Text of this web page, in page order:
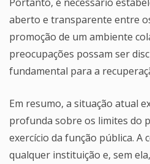
aberto e transparente entre
promoção de um ambiente
preocupações possam ser
fundamental para a
Em resumo, a situação atual
profunda sobre os limites do
exercício da função pública. A
qualquer instituição e, sem